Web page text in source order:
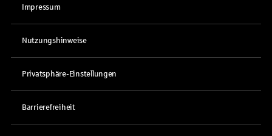
Impressum
Nutzungshinweise
Privatsphäre-Einstellungen
Barrierefreiheit